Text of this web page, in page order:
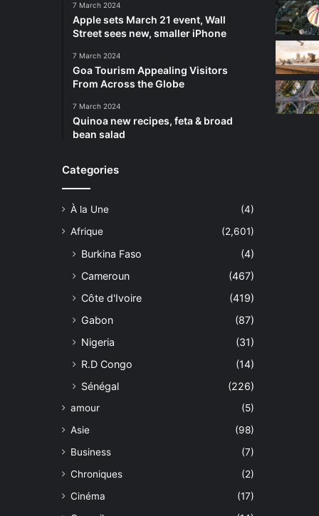
7 March 2024
Apple sets March 21 event, Wall
Street sees new, smaller iPhone
7 March 2024
Goa Tourism Appealing Visitors
From Across the Globe
7 March 2024
Quinoa new recipes, feta & broad
bean salad
Categories
À la Une
(4)
Afrique
(2,601)
Burkina Faso
(4)
Cameroun
(467)
Côte d'Ivoire
(419)
Gabon
(87)
Nigeria
(31)
R.D Congo
(14)
Sénégal
(226)
amour
(5)
Asie
(98)
Business
(7)
Chroniques
(2)
Cinéma
(17)